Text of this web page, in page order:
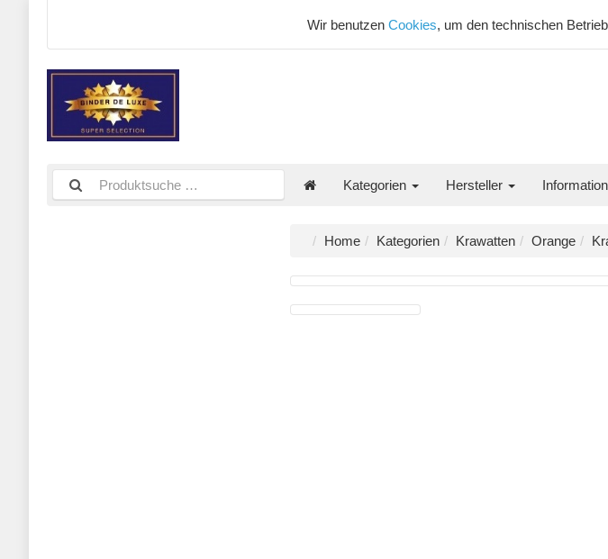
Wir benutzen Cookies, um den technischen
Kategorien Hersteller Information
Home Kategorien Krawatten Orange